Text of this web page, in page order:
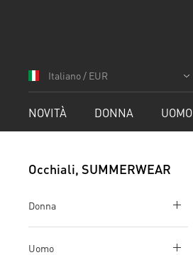
Italiano / EUR
NOVITÀ DONNA UOMO
Occhiali, SUMMERWEAR
Donna
Uomo